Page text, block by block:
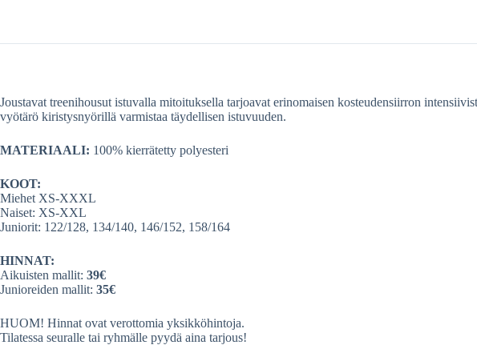
Joustavat treenihousut istuvalla mitoituksella tarjoavat erinomaisen kosteudensiirron
vyötärö kiristysnyörillä varmistaa täydellisen istuvuuden.
MATERIAALI: 100% kierrätetty polyesteri
KOOT:
Miehet XS‐XXXL
Naiset: XS‐XXL
Juniorit: 122/128, 134/140, 146/152, 158/164
HINNAT:
Aikuisten mallit: 39€
Junioreiden mallit: 35€
HUOM! Hinnat ovat verottomia yksikköhintoja.
Tilatessa seuralle tai ryhmälle pyydä aina tarjous!